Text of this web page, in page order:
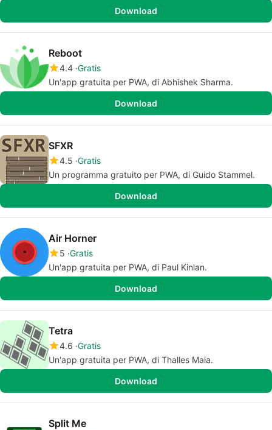
Download
Reboot
4.4 Gratis
Un'app gratuita per PWA, di Abhishek Sharma.
Download
SFXR
4.5 Gratis
Un programma gratuito per PWA, di Guido Stammel.
Download
Air Horner
5 Gratis
Un'app gratuita per PWA, di Paul Kinlan.
Download
Tetra
4.6 Gratis
Un'app gratuita per PWA, di Thalles Maia.
Download
Split Me